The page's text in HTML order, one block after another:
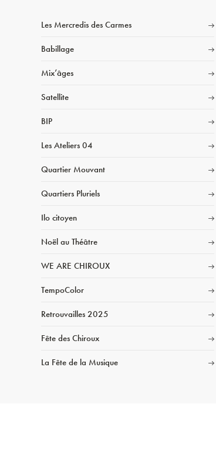
Les Mercredis des Carmes
Babillage
Mix’âges
Satellite
BIP
Les Ateliers 04
Quartier Mouvant
Quartiers Pluriels
Ilo citoyen
Noël au Théâtre
WE ARE CHIROUX
TempoColor
Retrouvailles 2025
Fête des Chiroux
La Fête de la Musique